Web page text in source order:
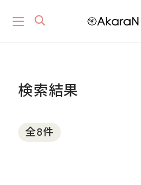
検索結果
全8件